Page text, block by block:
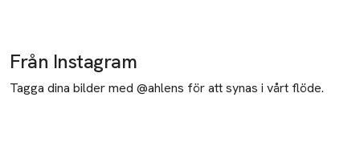
Från Instagram
Tagga dina bilder med @ahlens för att synas i vårt flöde.